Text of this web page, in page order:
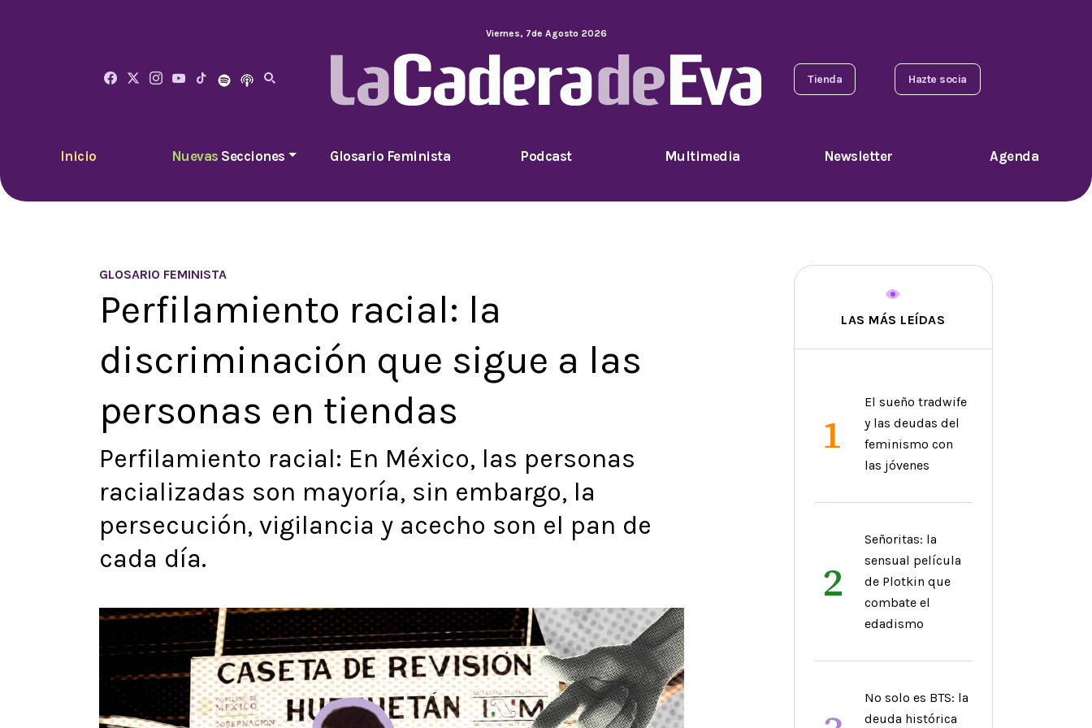
Viernes, 7de Agosto 2026
Tienda Hazte socia
Inicio Nuevas Secciones Glosario Feminista Podcast Multimedia Newsletter Agenda
GLOSARIO FEMINISTA
Perfilamiento racial: la
discriminación que sigue a las
personas en tiendas
Perfilamiento racial: En México, las personas
racializadas son mayoría, sin embargo, la
persecución, vigilancia y acecho son el pan de
cada día.
LAS MÁS LEÍDAS
1
El sueño tradwife
y las deudas del
feminismo con
las jóvenes
2
Señoritas: la
sensual película
de Plotkin que
combate el
edadismo
No solo es BTS: la
deuda histórica